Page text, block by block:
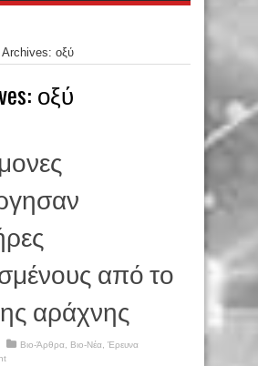
Archives: οξύ
οξύ
από το
αράχνης
Βιο-Άρθρα Βιο-Νέα Έρευνα